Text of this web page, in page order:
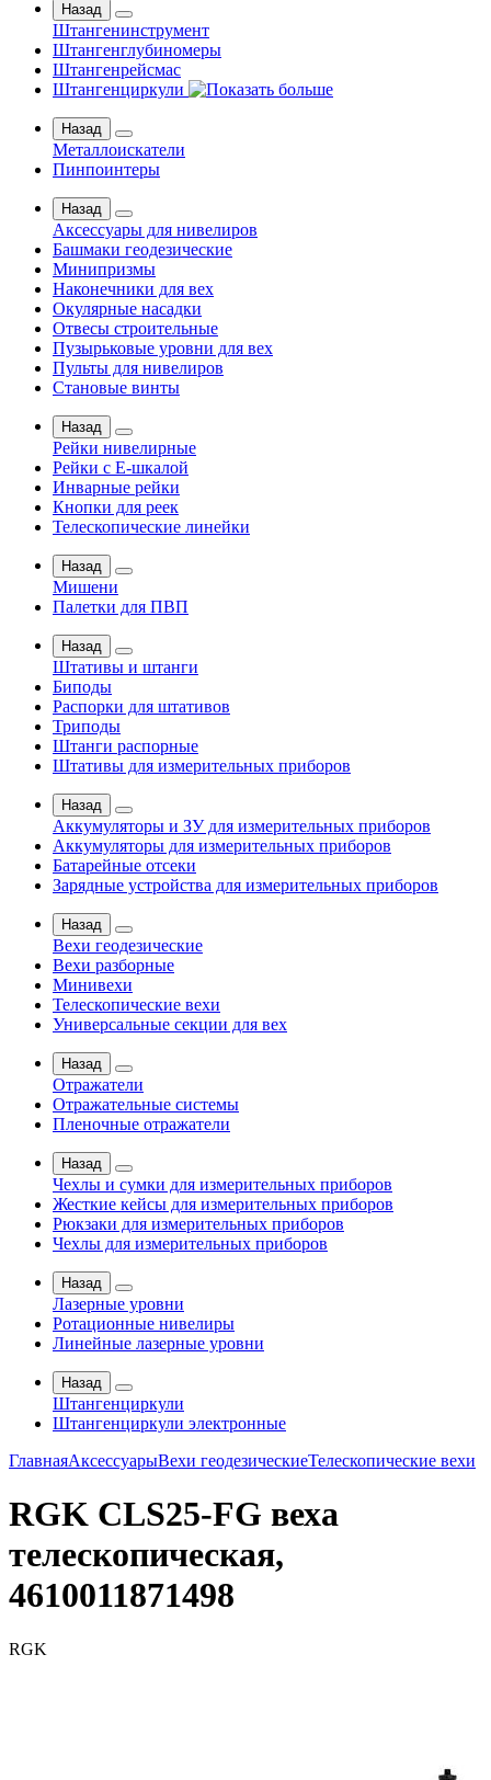
Назад
Штангенинструмент
Штангенглубиномеры
Штангенрейсмас
Штангенциркули
Назад
Металлоискатели
Пинпоинтеры
Назад
Аксессуары для нивелиров
Башмаки геодезические
Минипризмы
Наконечники для вех
Окулярные насадки
Отвесы строительные
Пузырьковые уровни для вех
Пульты для нивелиров
Становые винты
Назад
Рейки нивелирные
Рейки с Е-шкалой
Инварные рейки
Кнопки для реек
Телескопические линейки
Назад
Мишени
Палетки для ПВП
Назад
Штативы и штанги
Биподы
Распорки для штативов
Триподы
Штанги распорные
Штативы для измерительных приборов
Назад
Аккумуляторы и ЗУ для измерительных приборов
Аккумуляторы для измерительных приборов
Батарейные отсеки
Зарядные устройства для измерительных приборов
Назад
Вехи геодезические
Вехи разборные
Минивехи
Телескопические вехи
Универсальные секции для вех
Назад
Отражатели
Отражательные системы
Пленочные отражатели
Назад
Чехлы и сумки для измерительных приборов
Жесткие кейсы для измерительных приборов
Рюкзаки для измерительных приборов
Чехлы для измерительных приборов
Назад
Лазерные уровни
Ротационные нивелиры
Линейные лазерные уровни
Назад
Штангенциркули
Штангенциркули электронные
ГлавнаяАксессуарыВехи геодезическиеТелескопические вехи
RGK CLS25-FG веха
телескопическая,
4610011871498
RGK